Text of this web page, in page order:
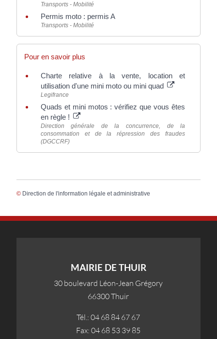
Transports - Mobilité
Permis moto : permis A
Transports - Mobilité
Pour en savoir plus
Charte relative à la vente, location et
utilisation d'une mini moto ou mini quad
Legifrance
Quads et mini motos : vérifiez que vous êtes
en règle !
Direction générale de la concurrence, de la
consommation et de la répression des fraudes
(DGCCRF)
© Direction de l'information légale et administrative
MAIRIE DE THUIR
30 boulevard Léon-Jean Grégory
66300 Thuir
Tél.: 04 68 84 67 67
Fax: 04 68 53 39 85